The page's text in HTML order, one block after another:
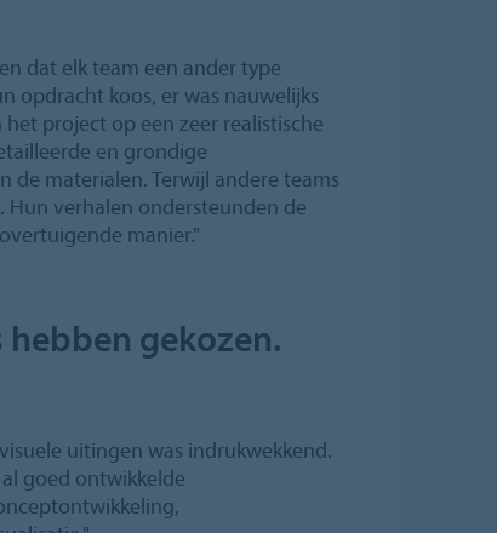
dat elk team een ander type
opdracht koos, er was nauwelijks
project op een zeer realistische
en grondige
de materialen. Terwijl andere teams
verhalen ondersteunden de
manier."
gekozen.
uitingen was indrukwekkend.
goed ontwikkelde